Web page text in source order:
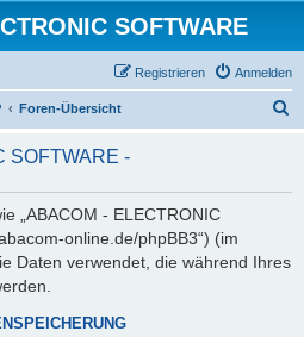
SOFTWARE
Anmelden
Registrieren
Foren-Übersicht
h
SOFTWARE -
„ABACOM - ELECTRONIC
online.de/phpBB3“) (im
Daten verwendet, die während Ihres